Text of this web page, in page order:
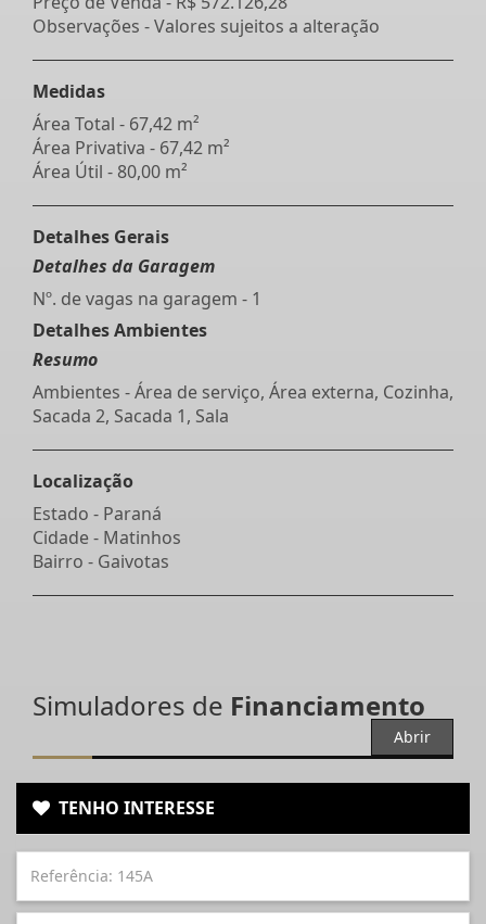
Observações - Valores sujeitos a alteração
Medidas
Área Total - 67,42 m²
Área Privativa - 67,42 m²
Área Útil - 80,00 m²
Detalhes Gerais
Detalhes da Garagem
Nº. de vagas na garagem - 1
Detalhes Ambientes
Resumo
Ambientes - Área de serviço, Área externa, Cozinha,
Sacada 2, Sacada 1, Sala
Localização
Estado - Paraná
Cidade - Matinhos
Bairro - Gaivotas
Simuladores de Financiamento
Abrir
TENHO INTERESSE